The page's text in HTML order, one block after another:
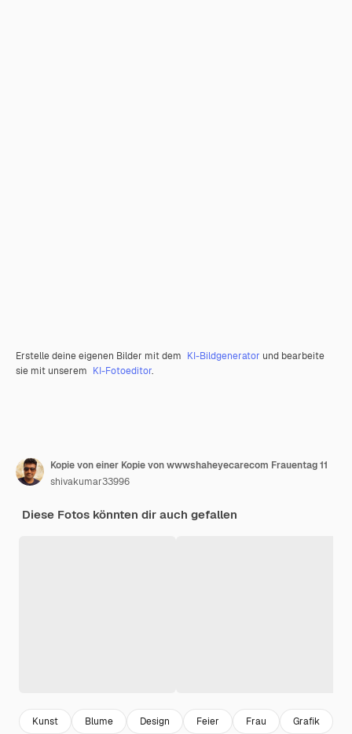
Erstelle deine eigenen Bilder mit dem KI-Bildgenerator und bearbeite
sie mit unserem KI-Fotoeditor.
Kopie von einer Kopie von wwwshaheyecarecom Frauentag 11
shivakumar33996
Diese Fotos könnten dir auch gefallen
Kunst Blume Design Feier Frau Grafik